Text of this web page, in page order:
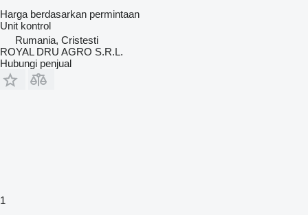
Harga berdasarkan permintaan
Unit kontrol
Rumania, Cristesti
ROYAL DRU AGRO S.R.L.
Hubungi penjual
1